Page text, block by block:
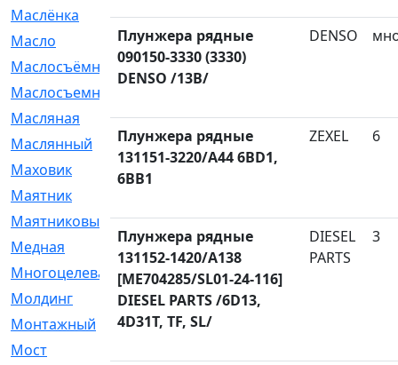
Маслёнка
[4]
Масло
[66]
Маслосъёмные
[480]
Маслосъемные
Масляная
[1]
Маслянный
[54]
Маховик
Маятник
Маятниковый
[13]
Медная
[2]
Многоцелевая
[1]
Молдинг
[14]
Монтажный
[1]
Мост
Плунжера рядные
090150-3330 (3330)
DENSO /13B/
DENSO
Плунжера рядные
131151-3220/A44 6BD1,
6BB1
ZEXEL 6
Плунжера рядные
131152-1420/A138
[ME704285/SL01-24-116]
DIESEL PARTS /6D13,
4D31T, TF, SL/
DIESEL
PARTS
3